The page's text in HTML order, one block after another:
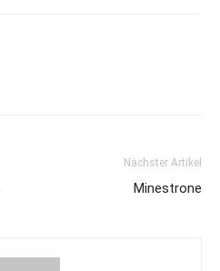
Nächster Artikel
Minestrone